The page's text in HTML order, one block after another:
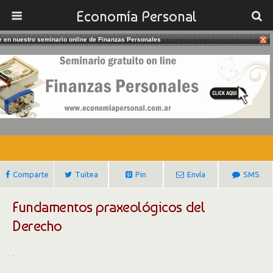
Economía Personal
13/08/2018
Fundamentos Praxeológicos Del
Derecho – Ricardo Manuel Rojas
Comparte Tuitea Pin Envía SMS
Fundamentos praxeológicos del
Derecho
.
en nuestro seminario online de Finanzas Personales